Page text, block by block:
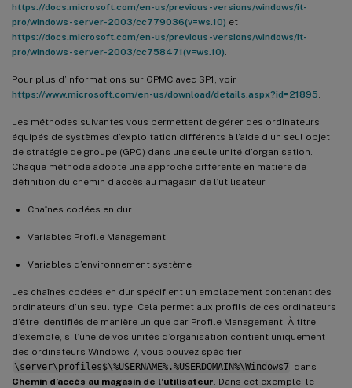
https://docs.microsoft.com/en-us/previous-versions/windows/it-
pro/windows-server-2003/cc779036(v=ws.10) et
https://docs.microsoft.com/en-us/previous-versions/windows/it-
pro/windows-server-2003/cc758471(v=ws.10)
Pour plus d’informations sur GPMC avec SP1, voir
https://www.microsoft.com/en-us/download/details.aspx?id=21895
Les méthodes suivantes vous permettent de gérer des ordinateurs
équipés de systèmes d’exploitation différents à l’aide d’un seul objet
de stratégie de groupe (GPO) dans une seule unité d’organisation.
Chaque méthode adopte une approche différente en matière de
définition du chemin d’accès au magasin de l’utilisateur :
Chaînes codées en dur
Variables Profile Management
Variables d’environnement système
Les chaînes codées en dur spécifient un emplacement contenant des
ordinateurs d’un seul type. Cela permet aux profils de ces ordinateurs
d’être identifiés de manière unique par Profile Management. À titre
d’exemple, si l’une de vos unités d’organisation contient uniquement
des ordinateurs Windows 7, vous pouvez spécifier
\server\profiles$\%USERNAME%.%USERDOMAIN%\Windows7 dans
Chemin d’accès au magasin de l’utilisateur . Dans cet exemple, le